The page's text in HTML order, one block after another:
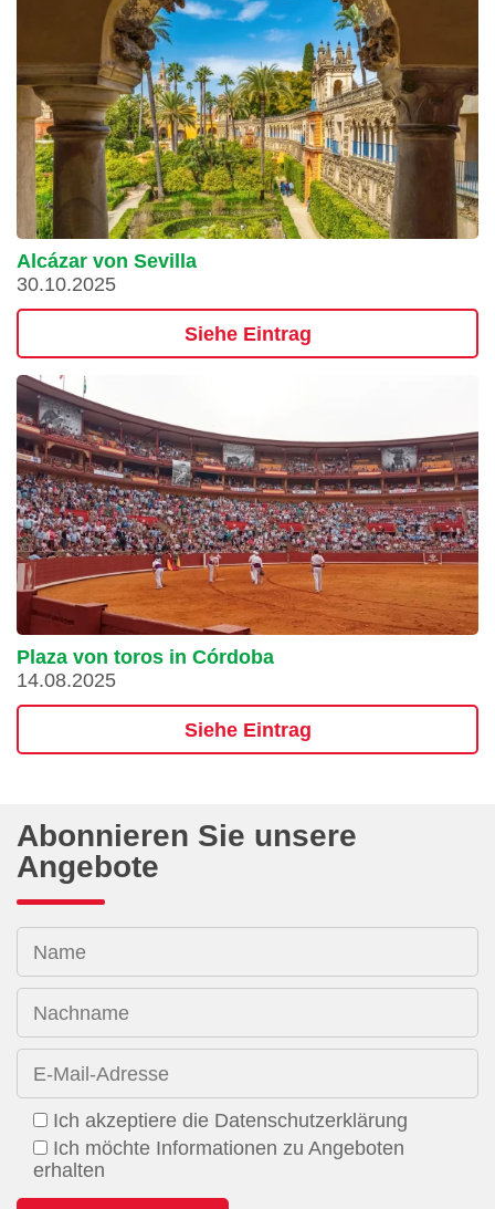
Alcázar von Sevilla
30.10.2025
Siehe Eintrag
Plaza von toros in Córdoba
14.08.2025
Siehe Eintrag
Abonnieren Sie unsere
Angebote
Name
Nachname
E-Mail-Adresse
Ich akzeptiere die Datenschutzerklärung
Ich möchte Informationen zu Angeboten
erhalten